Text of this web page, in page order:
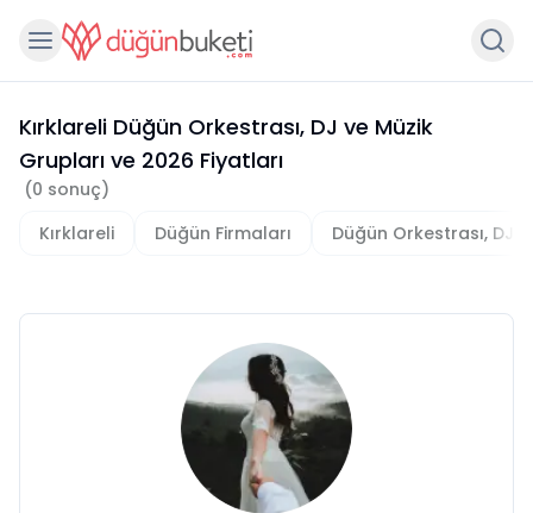
Kırklareli Düğün Orkestrası, DJ ve Müzik
Grupları ve 2026 Fiyatları
(0 sonuç)
Kırklareli
Düğün Firmaları Düğün Orkestrası, DJ